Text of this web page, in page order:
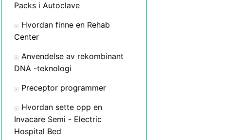
Packs i Autoclave
Hvordan finne en Rehab
Center
Anvendelse av rekombinant
DNA -teknologi
Preceptor programmer
Hvordan sette opp en
Invacare Semi - Electric
Hospital Bed